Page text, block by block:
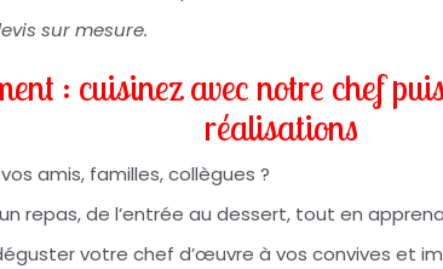
sur mesure.
: cuisinez avec notre chef
réalisations
amis, familles, collègues ?
repas, de l’entrée au dessert, tout en
votre chef d’œuvre à vos convives et